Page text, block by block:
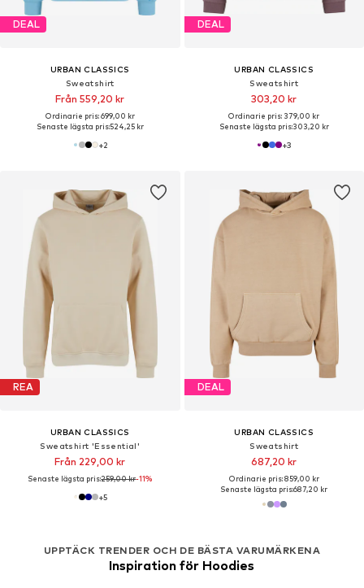
DEAL
URBAN CLASSICS
Sweatshirt
Från 559,20 kr
Ordinarie pris: 699,00 kr
Senaste lägsta pris:524,25 kr
+2
DEAL
URBAN CLASSICS
Sweatshirt
303,20 kr
Ordinarie pris: 379,00 kr
Senaste lägsta pris:303,20 kr
+3
REA
URBAN CLASSICS
Sweatshirt 'Essential'
Från 229,00 kr
Senaste lägsta pris:259,00 kr-11%
+5
UPPTÄCK TRENDER OCH DE BÄSTA VARUMÄRKENA
Inspiration för Hoodies
DEAL
URBAN CLASSICS
Sweatshirt
687,20 kr
Ordinarie pris: 859,00 kr
Senaste lägsta pris:687,20 kr